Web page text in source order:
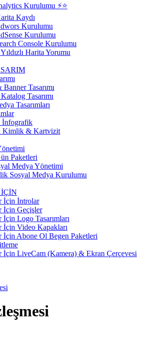
Kurulumu ⚡️⭐
Kaydı
Kurulumu
Kurulumu
Console Kurulumu
Harita Yorumu
Tasarımı
Tasarımı
Tasarımları
İnfografik
Kimlik & Kartvizit
Paketleri
Medya Yönetimi
Sosyal Medya Kurulumu
İçin İntrolar
İçin Geçişler
İçin Logo Tasarımları
İçin Video Kapakları
İçin Abone Ol Begen Paketleri
İçin LiveCam (Kamera) & Ekran Çerçevesi